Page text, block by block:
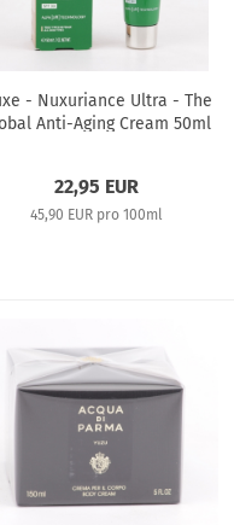
- Nuxuriance Ultra - The
Anti-Aging Cream 50ml
22,95 EUR
45,90 EUR pro 100ml